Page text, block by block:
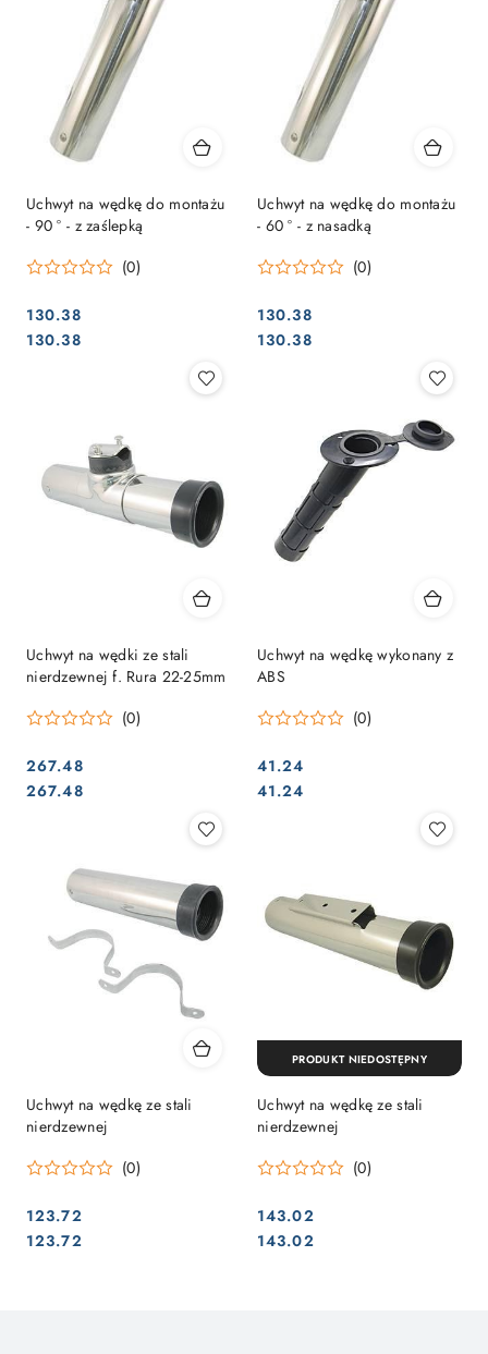
Uchwyt na wędkę do montażu
- 90 ° - z zaślepką
(0)
Cena:
130.38
Cena:
130.38
Uchwyt na wędkę do montażu
- 60 ° - z nasadką
(0)
Cena:
130.38
Cena:
130.38
Uchwyt na wędki ze stali
nierdzewnej f. Rura 22-25mm
(0)
Cena:
267.48
Cena:
267.48
Uchwyt na wędkę wykonany z
ABS
(0)
Cena:
41.24
Cena:
41.24
Uchwyt na wędkę ze stali
nierdzewnej
(0)
Cena:
123.72
Cena:
123.72
Uchwyt na wędkę ze stali
nierdzewnej
(0)
Cena:
143.02
Cena:
143.02
PRODUKT NIEDOSTĘPNY